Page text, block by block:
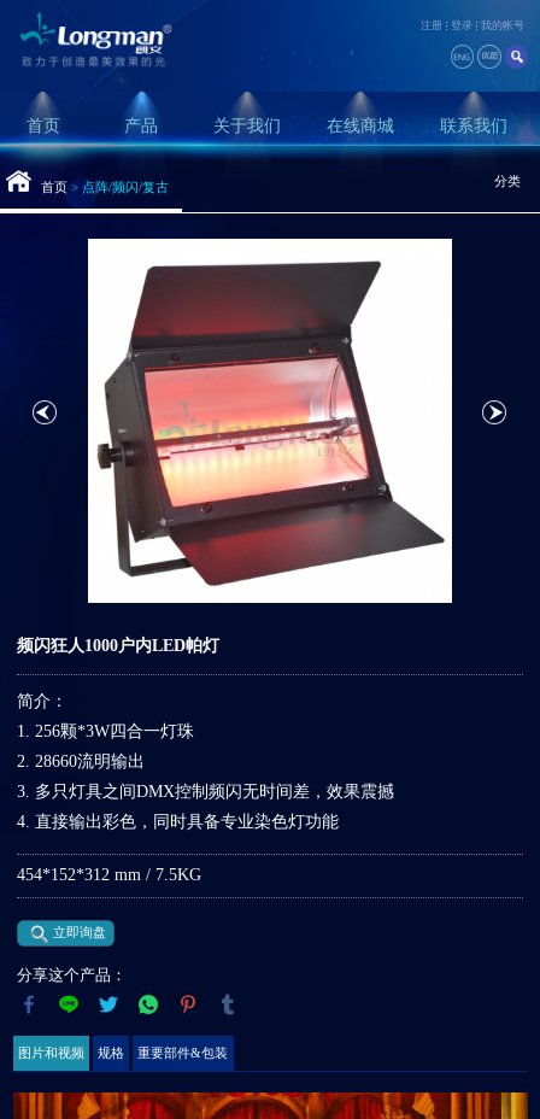
注册 登录 我的帐号
首页 产品 关于我们 在线商城 联系我们
分类
首页> 点阵/频闪/复古
频闪狂人1000户内LED帕灯
简介：
1. 256颗*3W四合一灯珠
2. 28660流明输出
3. 多只灯具之间DMX控制频闪无时间差，效果震撼
4. 直接输出彩色，同时具备专业染色灯功能
454*152*312 mm / 7.5KG
立即询盘
分享这个产品：
图片和视频 规格 重要部件&包装